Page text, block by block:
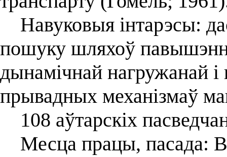
Навуковыя інтарэсы:
пошуку шляхоў
дынамічнай нагружанай і
прывадных механізмаў
108 аўтарскіх
Месца працы, пасада: